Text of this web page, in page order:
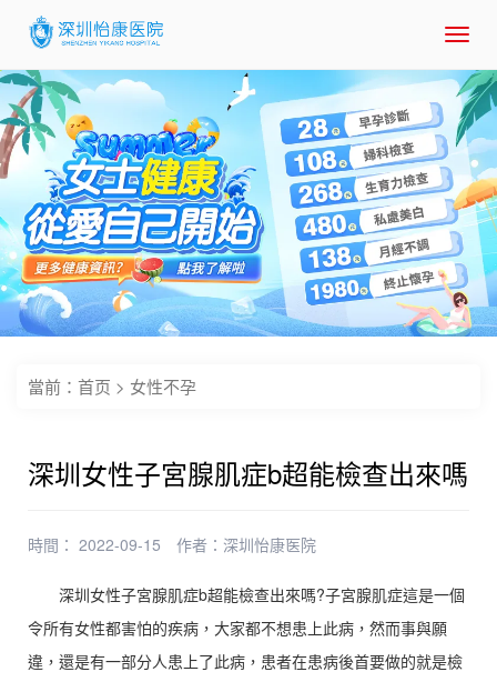
當前： 首页 > 女性不孕
深圳女性子宮腺肌症b超能檢查出來嗎
時間： 2022-09-15 作者： 深圳怡康医院
深圳女性子宮腺肌症b超能檢查出來嗎?子宮腺肌症這是一個
令所有女性都害怕的疾病，大家都不想患上此病，然而事與願
違，還是有一部分人患上了此病，患者在患病後首要做的就是檢